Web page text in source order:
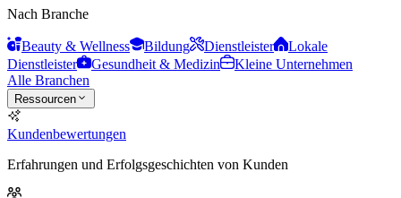
Nach Branche
Beauty & Wellness Bildung Dienstleister
Lokale
Dienstleister
Gesundheit & Medizin
Kleine Unternehmen
Alle Branchen
Ressourcen
Kundenbewertungen
Erfahrungen und Erfolgsgeschichten von Kunden